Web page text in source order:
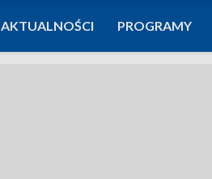
AKTUALNOŚCI PROGRAMY